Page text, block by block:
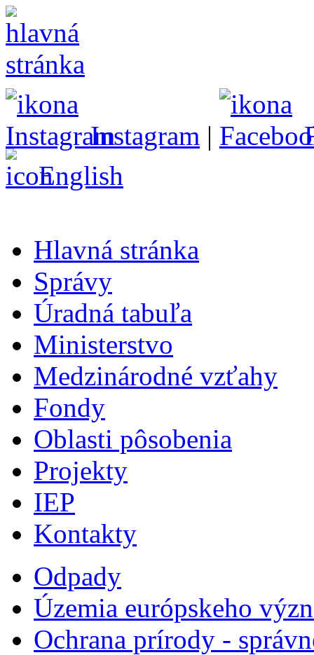
Instagram |
English
Hlavná stránka
Správy
Úradná tabuľa
Ministerstvo
Medzinárodné vzťahy
Fondy
Oblasti pôsobenia
Projekty
IEP
Kontakty
Odpady
Územia európskeho
Ochrana prírody -